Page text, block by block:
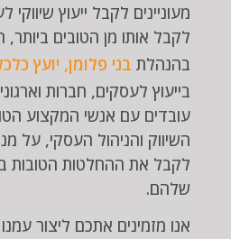
מעוניינים לקבל ייעוץ
לקבל אותו מן הטובים
בהנהלת בני פלומן, יועץ
בייעוץ לעסקים, חברות
עובדים עם אנשי המקצוע
השיווק והניהול העסקי, על
לקבל את ההחלטות הטובות
שלהם.
אנו מזמינים אתכם ליצור